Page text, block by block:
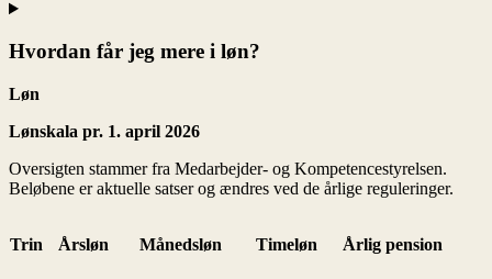
Hvordan får jeg mere i løn?
Løn
Lønskala pr. 1. april 2026
Oversigten stammer fra Medarbejder- og Kompetencestyrelsen.
Beløbene er aktuelle satser og ændres ved de årlige reguleringer.
Trin Årsløn Månedsløn Timeløn Årlig pension